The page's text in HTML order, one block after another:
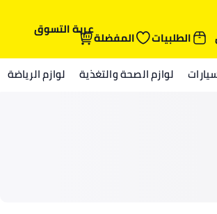
الطلبيات المفضلةعربة التسوق
لوازم الصحة والتغذية لوازم الرياضة